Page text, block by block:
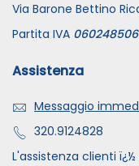
Via Barone Bettino
Partita IVA
Assistenza
Messaggio
320.9124828
L'assistenza clienti ï¿½